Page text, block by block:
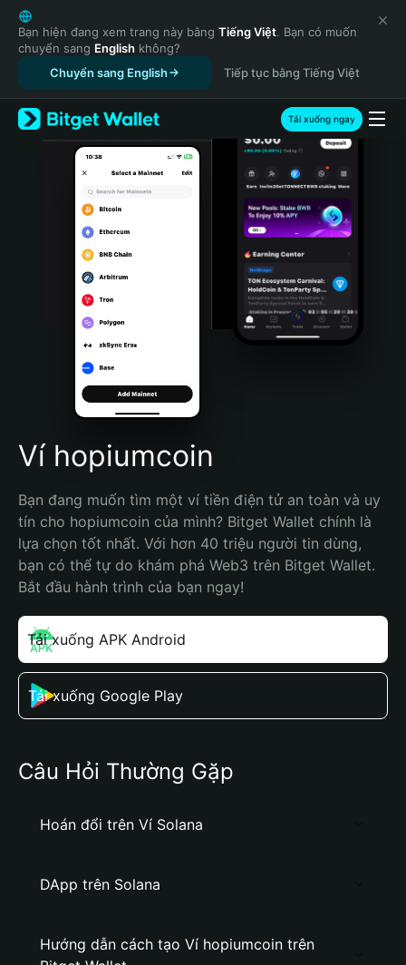
English
日本語
Tiếng Việt
Русский
Español (Latinoamérica)
Türkçe
Italiano
Português (Portugal)
Bahasa Indonesia
Português (Brasil)
Español (Argentina)
Bạn hiện đang xem trang này bằng Tiếng Việt. Bạn có muốn
chuyển sang English không?
Chuyển sang English
Tiếp tục bằng Tiếng Việt
Tải xuống ngay
Ví hopiumcoin
Bạn đang muốn tìm một ví tiền điện tử an toàn và uy
tín cho hopiumcoin của mình? Bitget Wallet chính là
lựa chọn tốt nhất. Với hơn 40 triệu người tin dùng,
bạn có thể tự do khám phá Web3 trên Bitget Wallet.
Bắt đầu hành trình của bạn ngay!
Tải xuống APK Android
Tải xuống Google Play
Câu Hỏi Thường Gặp
Hoán đổi trên Ví Solana
DApp trên Solana
Hướng dẫn cách tạo Ví hopiumcoin trên